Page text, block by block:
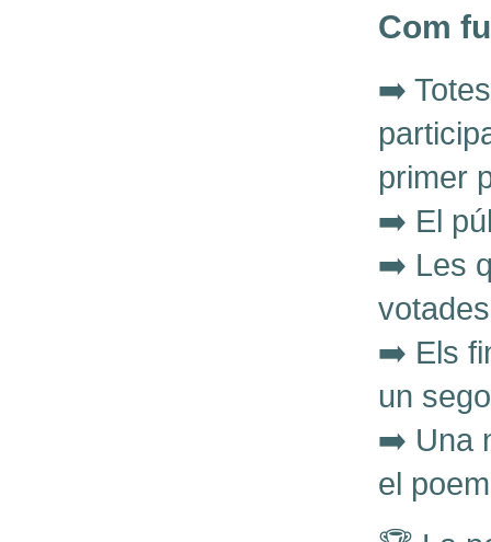
Com
➡️
primer
➡️ El
➡️ Les
➡️ Els
un
➡️ Una
el